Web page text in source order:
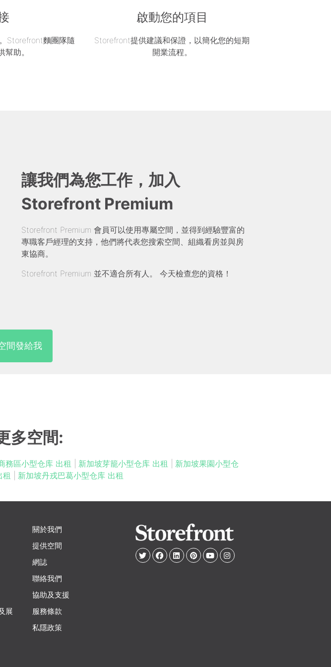
Storefront麵團隊隨
幫助。
啟動您的項目
Storefront提供建議和保證，以簡化您的短期
開業流程。
讓我們為您工作，加入
Storefront Premium
Storefront Premium 會員可以使用專屬空間，並得到經驗豐富的
專職客戶經理的支持，他們將代表您搜索空間、組織看房並與房
東協商。
Storefront Premium 並不適合所有人。 今天檢查您的資格！
間發給我
多空間:
務區小型仓库 出租 新加坡芽籠小型仓库 出租
新加坡果園小型仓
租 新加坡丹戎巴葛小型仓库 出租
展
關於我們
提供空間
網誌
聯絡我們
協助及支援
服務條款
私隱政策